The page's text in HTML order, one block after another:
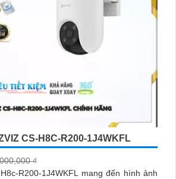
CS-H8C-R200-1J4WKFL
₫
R200-1J4WKFL mang đến hình ảnh